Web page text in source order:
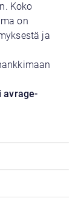
Koko
on
ja
avrage-